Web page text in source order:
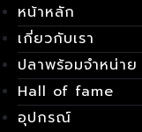
Skip
to
content
หน้าหลัก
เกี่ยวกับเรา
ปลาพร้อมจำหน่าย
Hall of fame
อุปกรณ์
เมนู